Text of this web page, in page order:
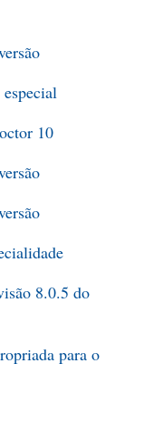
10
8.0.5 do
para o